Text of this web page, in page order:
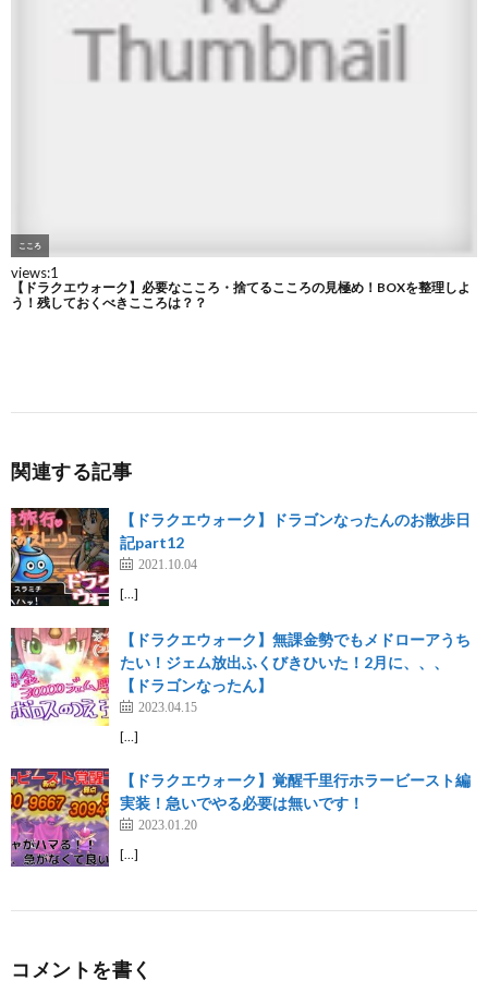
関連する記事
【ドラクエウォーク】ドラゴンなったんのお散歩日
記part12
2021.10.04
[…]
【ドラクエウォーク】無課金勢でもメドローアうち
たい！ジェム放出ふくびきひいた！2月に、、、
【ドラゴンなったん】
2023.04.15
[…]
【ドラクエウォーク】覚醒千里行ホラービースト編
実装！急いでやる必要は無いです！
2023.01.20
[…]
コメントを書く